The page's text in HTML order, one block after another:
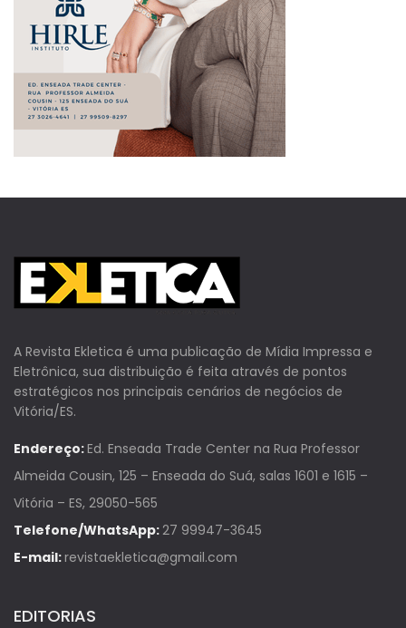
A Revista Ekletica é uma publicação de Mídia Impressa e
Eletrônica, sua distribuição é feita através de pontos
estratégicos nos principais cenários de negócios de
Vitória/ES.
Endereço:Ed. Enseada Trade Center na Rua Professor
Almeida Cousin, 125 – Enseada do Suá, salas 1601 e 1615 –
Vitória – ES, 29050-565
Telefone/WhatsApp:27 99947-3645
E-mail:revistaekletica@gmail.com
EDITORIAS